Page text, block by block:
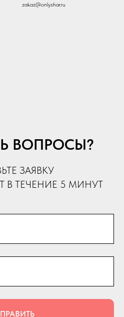
zakaz@onlyshar.ru
ВОПРОСЫ?
ЗАЯВКУ
В ТЕЧЕНИЕ 5 МИНУТ